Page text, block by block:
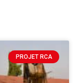
PROJET RCA